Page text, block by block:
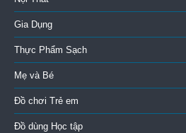
Gia Dụng
Thực Phẩm Sạch
Mẹ và Bé
Đồ chơi Trẻ em
Đồ dùng Học tập